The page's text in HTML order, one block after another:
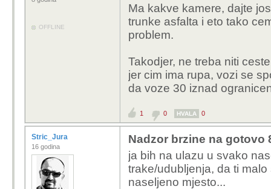
OFFLINE
Ma kakve kamere, dajte
trunke asfalta i eto tako
problem.
Takodjer, ne treba niti
jer cim ima rupa, vozi se
da voze 30 iznad
1 0 HVALA 0
Stric_Jura
16 godina
Nadzor brzine na gotovo
ja bih na ulazu u svako
trake/udubljenja, da ti
naseljeno mjesto...